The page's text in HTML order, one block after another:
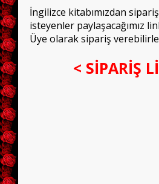
İngilizce kitabımızdan
isteyenler paylaşacağımız
Üye olarak sipariş
< SİPARİŞ